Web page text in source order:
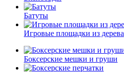
Батуты
Игровые площадки из дерева
Боксерские мешки и груши